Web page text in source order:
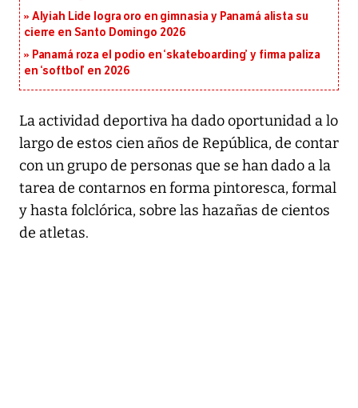
Alyiah Lide logra oro en gimnasia y Panamá alista su
cierre en Santo Domingo 2026
Panamá roza el podio en ‘skateboarding’ y firma paliza
en ‘softbol’ en 2026
La actividad deportiva ha dado oportunidad a lo
largo de estos cien años de República, de contar
con un grupo de personas que se han dado a la
tarea de contarnos en forma pintoresca, formal
y hasta folclórica, sobre las hazañas de cientos
de atletas.